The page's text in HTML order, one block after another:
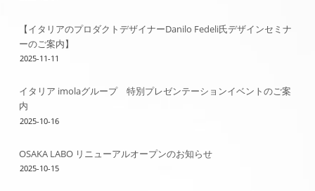
【イタリアのプロダクトデザイナーDanilo Fedeli氏デザインセミナ
ーのご案内】
2025-11-11
イタリア imolaグループ 特別プレゼンテーションイベントのご案
内
2025-10-16
OSAKA LABO リニューアルオープンのお知らせ
2025-10-15